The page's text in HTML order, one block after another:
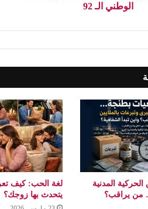
الوطني الـ 92
المدنية
من يراقب؟
لغة الحب: كيف
يتحدث بها زوجك؟